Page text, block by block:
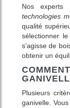
Nos experts
technologies
qualité
sélectionner
s'agisse de
obtenir un
Plusieurs
ganivelle.